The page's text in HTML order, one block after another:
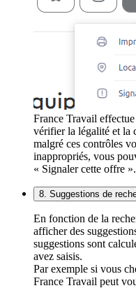
France Travail
vérifier la légalité et la
malgré ces contrôles
inappropriés, vous
« Signaler cette offre ».
8. Suggestions de
En fonction de la
afficher des
suggestions sont
avez saisis.
Par exemple si vous
France Travail peut